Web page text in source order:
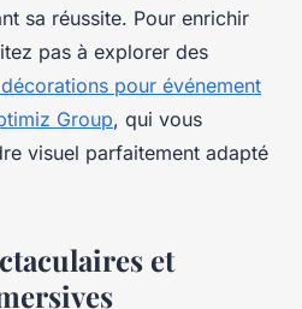
sa réussite. Pour enrichir
pas à explorer des
pour événement
Group, qui vous
visuel parfaitement adapté
et